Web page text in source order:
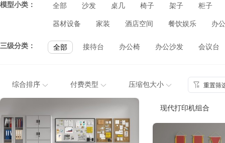
模型小类： 全部 沙发 桌几 椅子 架子 柜子
器材设备 家装 酒店空间 餐饮娱乐 办
三级分类： 全部 接待台 办公椅 办公沙发 会议台
综合排序 付费类型 压缩包大小 重置筛
现代打印机组合